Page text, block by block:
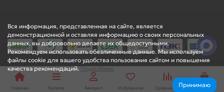
Вся информация, представленная на сайте, является
демонстрационной и оставляя информацию о своих персональных
данных, вы добровольно делаете их общедоступными.
Рекомендуем использовать обезличенные данные. Мы используем
файлы cookie для вашего удобства пользования сайтом и повышения
качества рекомендаций.Подробнее
Принимаю
Главная Каталог Аккаунт Избранное Сравнение Корзина